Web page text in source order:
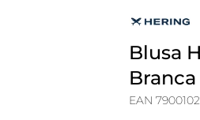
Blusa
Branca
EAN